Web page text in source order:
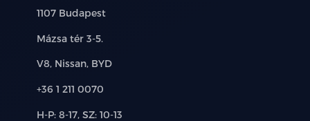
Település:
1107 Budapest
Cím:
Mázsa tér 3-5.
Márkák:
V8, Nissan, BYD
Telefon:
+36 1 211 0070
Új-
H-P: 8-17, SZ: 10-13